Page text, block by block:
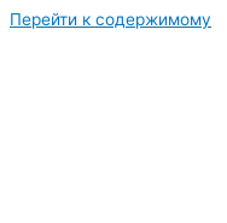
Перейти к содержимому